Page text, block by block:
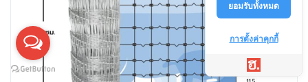
ยอมรับทั้งหมด
การตั้งค่าคุกกี้